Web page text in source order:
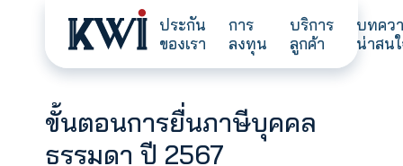
ประกัน
ของเรา
การ
ลงทุน
บริการ
ลูกค้า
ขั้นตอนการยื่นภาษีบุคคล